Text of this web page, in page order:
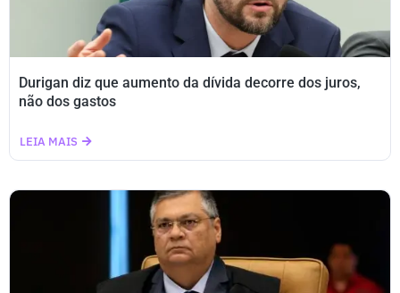
Durigan diz que aumento da dívida decorre dos juros,
não dos gastos
LEIA MAIS